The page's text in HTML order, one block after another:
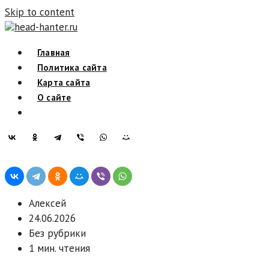
Skip to content
head-hanter.ru
Главная
Политика сайта
Карта сайта
О сайте
Алексей
24.06.2026
Без рубрики
1 мин. чтения